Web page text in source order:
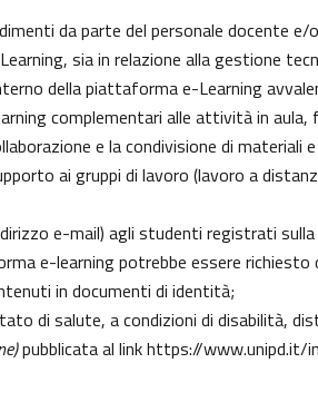
da parte del personale docente
sia in relazione alla gestione
della piattaforma e-Learning
complementari alle attività in
e la condivisione di
ai gruppi di lavoro (lavoro a
e-mail) agli studenti registrati
e-learning potrebbe essere
in documenti di identità;
di salute, a condizioni di disabilità,
pubblicata al linkhttps://www.unipd.it/